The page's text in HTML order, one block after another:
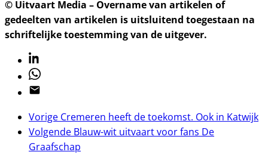
© Uitvaart Media – Overname van artikelen of
gedeelten van artikelen is uitsluitend toegestaan na
schriftelijke toestemming van de uitgever.
Linkedin
Whatsapp
Email
Vorige Cremeren heeft de toekomst. Ook in Katwijk
Volgende Blauw-wit uitvaart voor fans De
Graafschap